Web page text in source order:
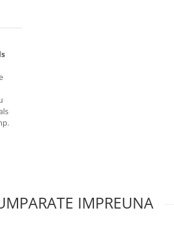
IMPREUNA